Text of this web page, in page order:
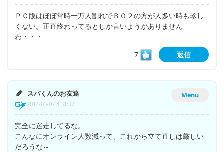
ＰＣ版はほぼ常時一万人割れでＢＯ２の方が人多い時も珍し
くない。正直終わってるとしか言いようがありません
わ・・・
7
返信
Menu
スパくんのお友達
2014-03-07 4:31:37
完全に迷走してるな。
こんなにオンライン人数減って、これから立て直しは厳しい
だろうな～